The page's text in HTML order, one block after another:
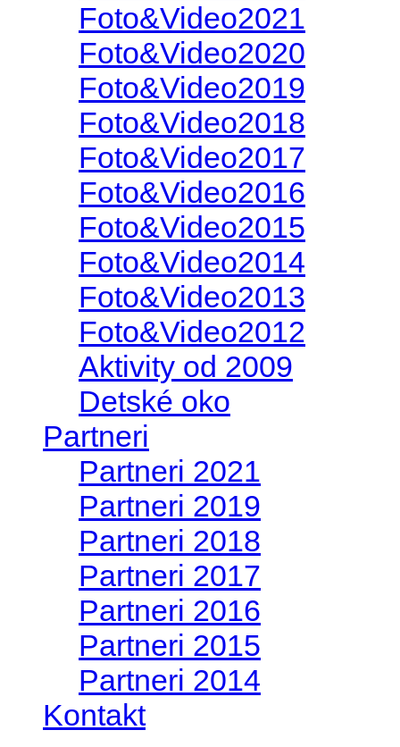
Foto&Video2021
Foto&Video2020
Foto&Video2019
Foto&Video2018
Foto&Video2017
Foto&Video2016
Foto&Video2015
Foto&Video2014
Foto&Video2013
Foto&Video2012
Aktivity od 2009
Detské oko
Partneri
Partneri 2021
Partneri 2019
Partneri 2018
Partneri 2017
Partneri 2016
Partneri 2015
Partneri 2014
Kontakt